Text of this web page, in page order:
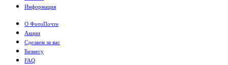
Информация
О ФотоПочте
Акции
Сделаем за вас
Бизнесу
FAQ